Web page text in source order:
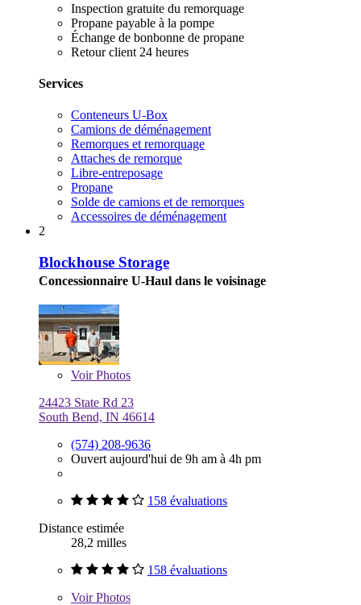
Inspection gratuite du remorquage
Propane payable à la pompe
Échange de bonbonne de propane
Retour client 24 heures
Services
Conteneurs U-Box
Camions de déménagement
Remorques et remorquage
Attaches de remorque
Libre-entreposage
Propane
Solde de camions et de remorques
Accessoires de déménagement
2
Blockhouse Storage
Concessionnaire U-Haul dans le voisinage
VoirPhotos
24423 State Rd 23
South Bend, IN 46614
(574) 208-9636
Ouvert aujourd'hui de 9h am à 4h pm
158 évaluations
Distance estimée
28,2 milles
158 évaluations
VoirPhotos